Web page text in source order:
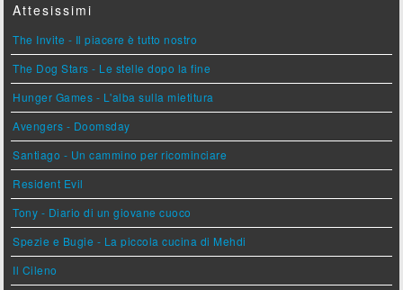
Attesissimi
The Invite - Il piacere è tutto nostro
The Dog Stars - Le stelle dopo la fine
Hunger Games - L'alba sulla mietitura
Avengers - Doomsday
Santiago - Un cammino per ricominciare
Resident Evil
Tony - Diario di un giovane cuoco
Spezie e Bugie - La piccola cucina di Mehdi
Il Cileno